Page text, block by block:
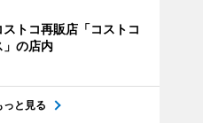
ストコ再販店「コストコ
」の店内
っと見る